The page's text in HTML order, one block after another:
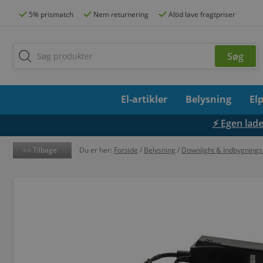
5% prismatch Nem returnering Altid lave fragtpriser
El-artikler Belysning
⚡ Egen
Tilbage Du er her: Forside / Belysning / Downlight &